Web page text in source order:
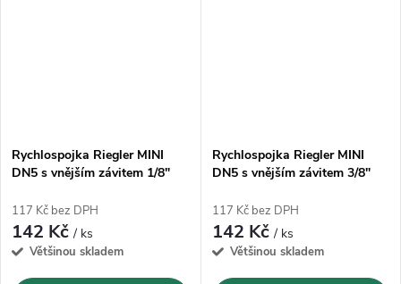
Rychlospojka Riegler MINI
DN5 s vnějším závitem 1/8"
117 Kč bez DPH
142 Kč/ ks
Většinou skladem
Rychlospojka Riegler MINI
DN5 s vnějším závitem 3/8"
117 Kč bez DPH
142 Kč/ ks
Většinou skladem